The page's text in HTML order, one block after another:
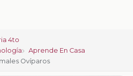
4to
Aprende En Casa
Ovíparos